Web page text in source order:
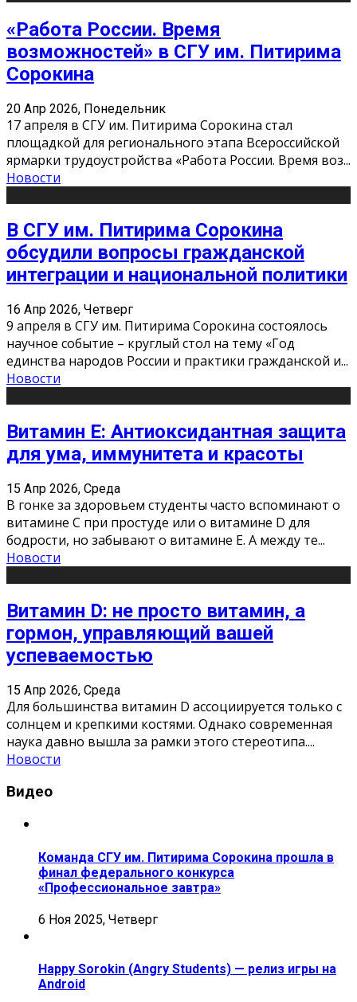
«Работа России. Время
возможностей» в СГУ им. Питирима
Сорокина
20 Апр 2026, Понедельник
17 апреля в СГУ им. Питирима Сорокина стал
площадкой для регионального этапа Всероссийской
ярмарки трудоустройства «Работа России. Время воз...
Новости
В СГУ им. Питирима Сорокина
обсудили вопросы гражданской
интеграции и национальной политики
16 Апр 2026, Четверг
9 апреля в СГУ им. Питирима Сорокина состоялось
научное событие – круглый стол на тему «Год
единства народов России и практики гражданской и...
Новости
Витамин Е: Антиоксидантная защита
для ума, иммунитета и красоты
15 Апр 2026, Среда
В гонке за здоровьем студенты часто вспоминают о
витамине С при простуде или о витамине D для
бодрости, но забывают о витамине Е. А между те...
Новости
Витамин D: не просто витамин, а
гормон, управляющий вашей
успеваемостью
15 Апр 2026, Среда
Для большинства витамин D ассоциируется только с
солнцем и крепкими костями. Однако современная
наука давно вышла за рамки этого стереотипа....
Новости
Видео
Команда СГУ им. Питирима Сорокина прошла в
финал федерального конкурса
«Профессиональное завтра»
6 Ноя 2025, Четверг
Happy Sorokin (Angry Students) — релиз игры на
Android